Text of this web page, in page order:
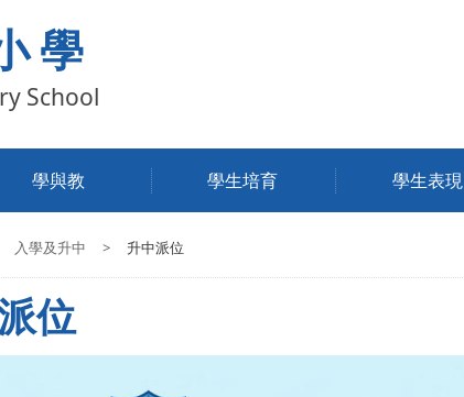
學
School
學與教 學生培育 學生表現
入學及升中 > 升中派位
位